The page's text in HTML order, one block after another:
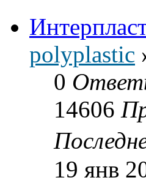
polyplastic
0
14606
19 янв